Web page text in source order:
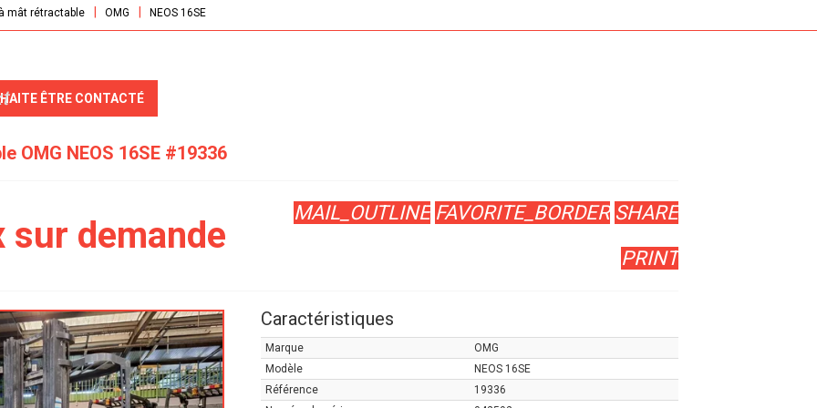
mât rétractable OMG NEOS 16SE
OMG NEOS 16SE #19336
ÊTRE CONTACTÉ
sur demande
FAVORITE_BORDER
MAIL_OUTLINE
SHARE
PRINT
Caractéristiques
Marque
OMG
Modèle
NEOS 16SE
Référence
19336